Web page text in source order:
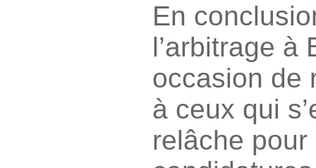
En
l’arbitrage à
occasion de
à ceux qui
relâche